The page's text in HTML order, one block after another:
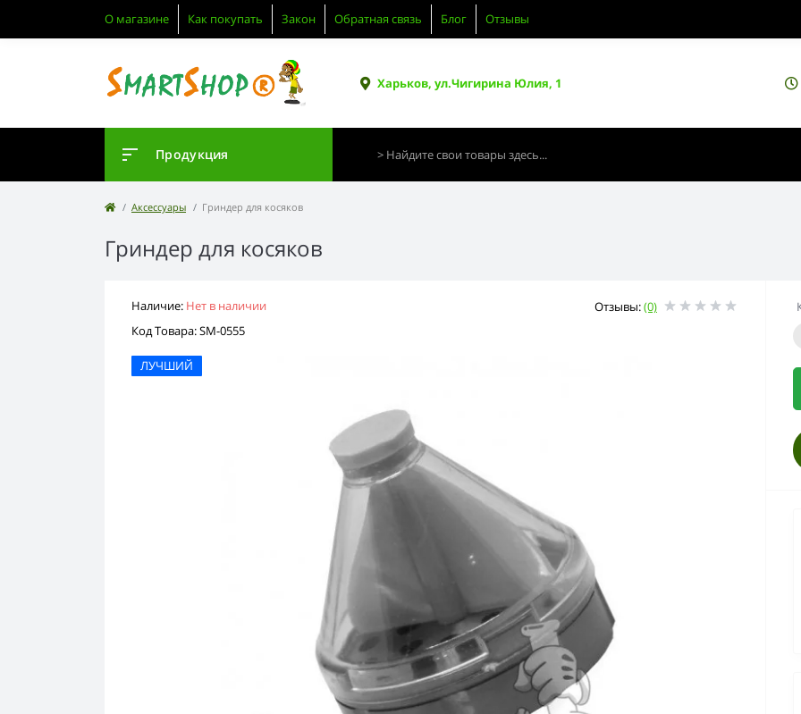
О магазине Как покупать Закон Обратная связь Блог Отзывы
Харьков, ул.Чигирина Юлия, 1
Продукция
Аксессуары Гриндер для косяков
Гриндер для косяков
Наличие: Нет в наличии
Код Товара: SM-0555
Отзывы:(0)
ЛУЧШИЙ